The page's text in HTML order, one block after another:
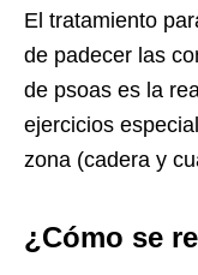
El tratamiento
de padecer las
de psoas es la
ejercicios
zona (cadera y
¿Cómo se